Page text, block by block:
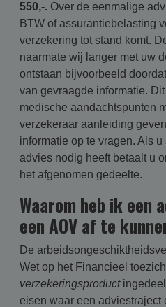
550,-. Over de eenmalige
BTW of assurantiebelasting
verzekering tot stand komt.
naarmate wij langer met uw
ontstaan bijvoorbeeld
van gevraagde informatie.
medische aandachtspunten
verzekeraar aanleiding
informatie op te vragen. Als
advies nodig heeft betaalt u
het afgenomen gedeelte.
Waarom heb ik een
een AOV af te
De
Wet op het Financieel
verzekeringsproduct
eisen waar een adviestraject